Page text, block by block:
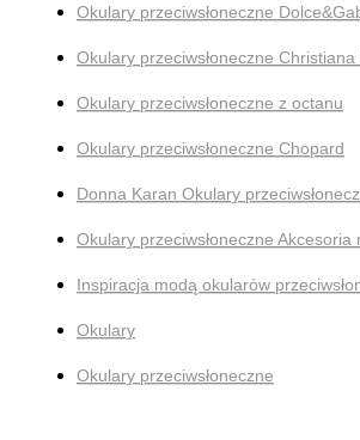
Okulary przeciwsłoneczne
Okulary przeciwsłoneczne Christiana
Okulary przeciwsłoneczne z octanu
Okulary przeciwsłoneczne Chopard
Donna Karan Okulary
Okulary przeciwsłoneczne Akcesoria
Inspiracja modą okularów
Okulary
Okulary przeciwsłoneczne